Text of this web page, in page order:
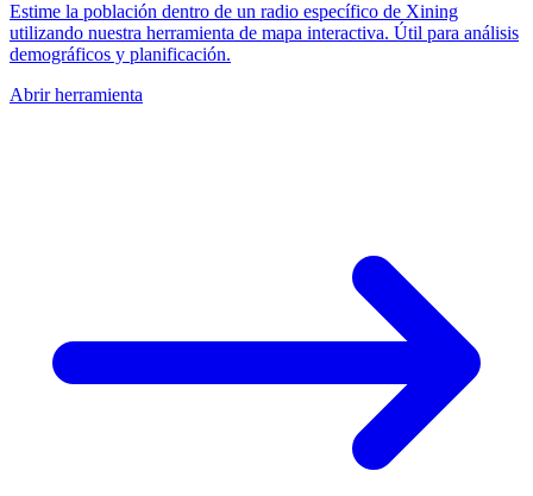
Estime la población dentro de un radio específico de Xining
utilizando nuestra herramienta de mapa interactiva. Útil para análisis
demográficos y planificación.
Abrir herramienta